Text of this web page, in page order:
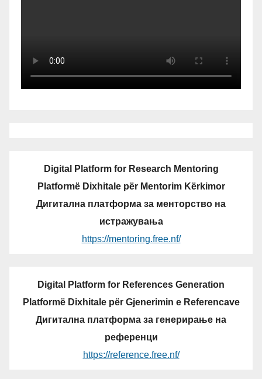
Digital Platform for Research Mentoring
Platformë Dixhitale për Mentorim Kërkimor
Дигитална платформа за менторство на
истражувања
https://mentoring.free.nf/
Digital Platform for References Generation
Platformë Dixhitale për Gjenerimin e Referencave
Дигитална платформа за генерирање на
референци
https://reference.free.nf/